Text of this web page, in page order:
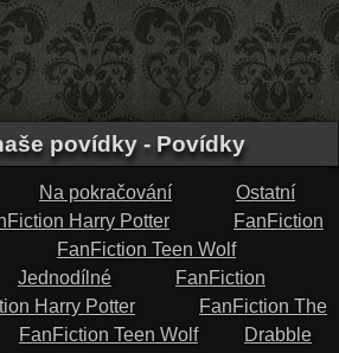
povídky - Povídky
Na pokračování
Ostatní
Harry Potter
FanFiction
FanFiction Teen Wolf
Jednodílné
FanFiction
Harry Potter
FanFiction The
FanFiction Teen Wolf
Drabble